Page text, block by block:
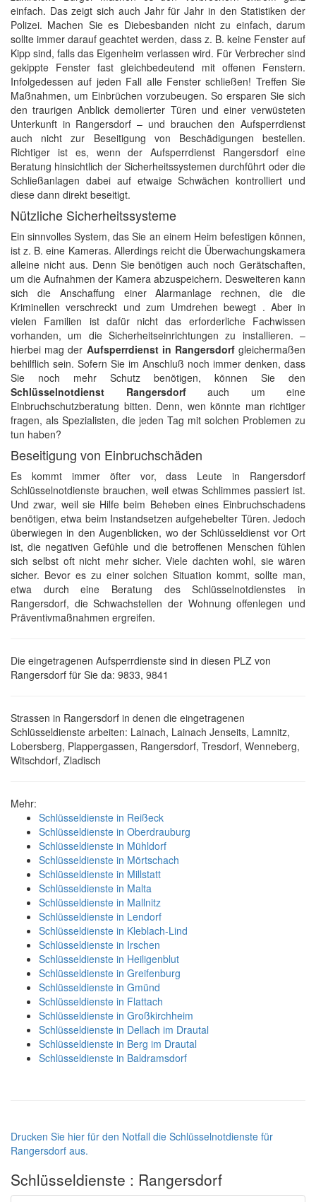
einfach. Das zeigt sich auch Jahr für Jahr in den Statistiken der
Polizei. Machen Sie es Diebesbanden nicht zu einfach, darum
sollte immer darauf geachtet werden, dass z. B. keine Fenster auf
Kipp sind, falls das Eigenheim verlassen wird. Für Verbrecher sind
gekippte Fenster fast gleichbedeutend mit offenen Fenstern.
Infolgedessen auf jeden Fall alle Fenster schließen! Treffen Sie
Maßnahmen, um Einbrüchen vorzubeugen. So ersparen Sie sich
den traurigen Anblick demolierter Türen und einer verwüsteten
Unterkunft in Rangersdorf – und brauchen den Aufsperrdienst
auch nicht zur Beseitigung von Beschädigungen bestellen.
Richtiger ist es, wenn der Aufsperrdienst Rangersdorf eine
Beratung hinsichtlich der Sicherheitssystemen durchführt oder die
Schließanlagen dabei auf etwaige Schwächen kontrolliert und
diese dann direkt beseitigt.
Nützliche Sicherheitssysteme
Ein sinnvolles System, das Sie an einem Heim befestigen können,
ist z. B. eine Kameras. Allerdings reicht die Überwachungskamera
alleine nicht aus. Denn Sie benötigen auch noch Gerätschaften,
um die Aufnahmen der Kamera abzuspeichern. Desweiteren kann
sich die Anschaffung einer Alarmanlage rechnen, die die
Kriminellen verschreckt und zum Umdrehen bewegt . Aber in
vielen Familien ist dafür nicht das erforderliche Fachwissen
vorhanden, um die Sicherheitseinrichtungen zu installieren. –
hierbei mag der Aufsperrdienst in Rangersdorfgleichermaßen
behilflich sein. Sofern Sie im Anschluß noch immer denken, dass
Sie noch mehr Schutz benötigen, können Sie den
Schlüsselnotdienst Rangersdorfauch um eine
Einbruchschutzberatung bitten. Denn, wen könnte man richtiger
fragen, als Spezialisten, die jeden Tag mit solchen Problemen zu
tun haben?
Beseitigung von Einbruchschäden
Es kommt immer öfter vor, dass Leute in Rangersdorf
Schlüsselnotdienste brauchen, weil etwas Schlimmes passiert ist.
Und zwar, weil sie Hilfe beim Beheben eines Einbruchschadens
benötigen, etwa beim Instandsetzen aufgehebelter Türen. Jedoch
überwiegen in den Augenblicken, wo der Schlüsseldienst vor Ort
ist, die negativen Gefühle und die betroffenen Menschen fühlen
sich selbst oft nicht mehr sicher. Viele dachten wohl, sie wären
sicher. Bevor es zu einer solchen Situation kommt, sollte man,
etwa durch eine Beratung des Schlüsselnotdienstes in
Rangersdorf, die Schwachstellen der Wohnung offenlegen und
Präventivmaßnahmen ergreifen.
Die eingetragenen Aufsperrdienste sind in diesen PLZ von
Rangersdorf für Sie da: 9833, 9841
Strassen in Rangersdorf in denen die eingetragenen
Schlüsseldienste arbeiten: Lainach, Lainach Jenseits, Lamnitz,
Lobersberg, Plappergassen, Rangersdorf, Tresdorf, Wenneberg,
Witschdorf, Zladisch
Mehr:
Schlüsseldienste in Reißeck
Schlüsseldienste in Oberdrauburg
Schlüsseldienste in Mühldorf
Schlüsseldienste in Mörtschach
Schlüsseldienste in Millstatt
Schlüsseldienste in Malta
Schlüsseldienste in Mallnitz
Schlüsseldienste in Lendorf
Schlüsseldienste in Kleblach-Lind
Schlüsseldienste in Irschen
Schlüsseldienste in Heiligenblut
Schlüsseldienste in Greifenburg
Schlüsseldienste in Gmünd
Schlüsseldienste in Flattach
Schlüsseldienste in Großkirchheim
Schlüsseldienste in Dellach im Drautal
Schlüsseldienste in Berg im Drautal
Schlüsseldienste in Baldramsdorf
Drucken Sie hier für den Notfall die Schlüsselnotdienste für
Rangersdorf aus.
Schlüsseldienste : Rangersdorf